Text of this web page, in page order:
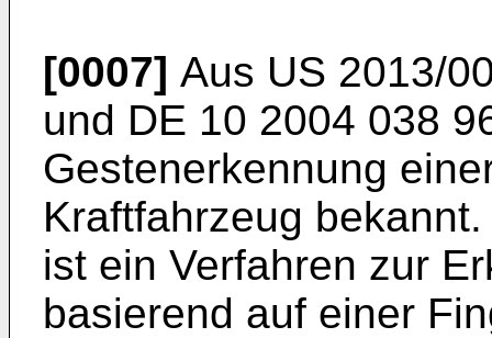
[0007] Aus US 2013/
und DE 10 2004 038
Gestenerkennung
Kraftfahrzeug
ist ein Verfahren zur
basierend auf einer